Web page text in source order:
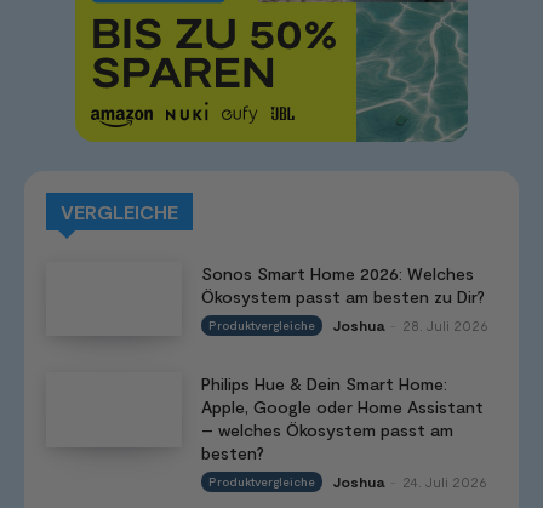
VERGLEICHE
Sonos Smart Home 2026: Welches
Ökosystem passt am besten zu Dir?
Produktvergleiche Joshua 28. Juli 2026
Philips Hue & Dein Smart Home:
Apple, Google oder Home Assistant
– welches Ökosystem passt am
besten?
Produktvergleiche Joshua 24. Juli 2026